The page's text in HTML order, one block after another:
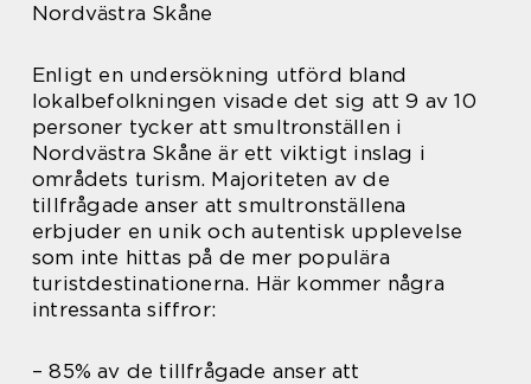
Nordvästra Skåne
Enligt en undersökning utförd bland
lokalbefolkningen visade det sig att 9 av 10
personer tycker att smultronställen i
Nordvästra Skåne är ett viktigt inslag i
områdets turism. Majoriteten av de
tillfrågade anser att smultronställena
erbjuder en unik och autentisk upplevelse
som inte hittas på de mer populära
turistdestinationerna. Här kommer några
intressanta siffror:
– 85% av de tillfrågade anser att